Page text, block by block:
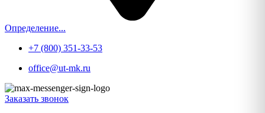
Определение...
+7 (800) 351-33-53
office@ut-mk.ru
Заказать звонок